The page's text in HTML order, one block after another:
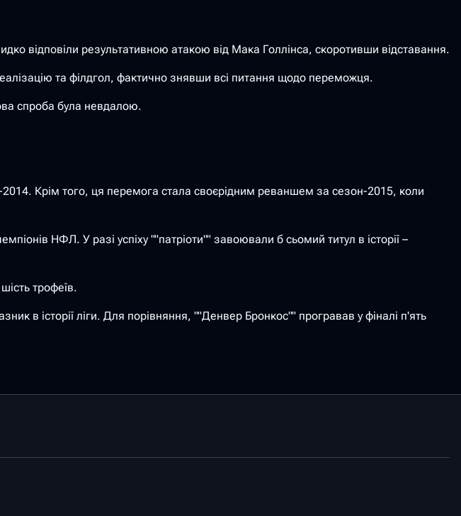
відповіли результативною атакою від Мака Голлінса, скоротивши відставання.
та філдгол, фактично знявши всі питання щодо переможця.
спроба була невдалою.
2014. Крім того, ця перемога стала своєрідним реваншем за сезон-2015, коли
НФЛ. У разі успіху ""патріоти"" завоювали б сьомий титул в історії –
трофеїв.
в історії ліги. Для порівняння, ""Денвер Бронкос"" програвав у фіналі п'ять